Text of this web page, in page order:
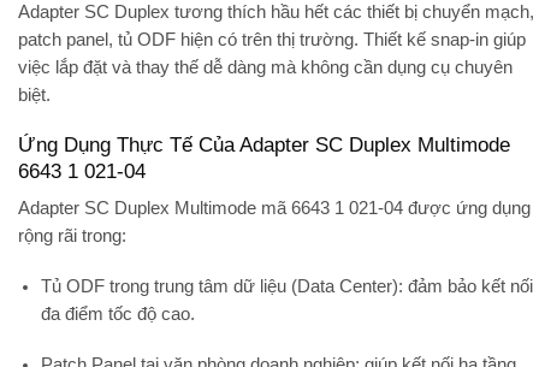
Adapter SC Duplex tương thích hầu hết các thiết bị chuyển mạch,
patch panel, tủ ODF hiện có trên thị trường. Thiết kế snap-in giúp
việc lắp đặt và thay thế dễ dàng mà không cần dụng cụ chuyên
biệt.
Ứng Dụng Thực Tế Của Adapter SC Duplex Multimode
6643 1 021-04
Adapter SC Duplex Multimode mã 6643 1 021-04 được ứng dụng
rộng rãi trong:
Tủ ODF trong trung tâm dữ liệu (Data Center): đảm bảo kết nối
đa điểm tốc độ cao.